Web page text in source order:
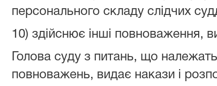
персонального складу слідчих
10) здійснює інші повноваження,
Голова суду з питань, що
повноважень, видає накази і